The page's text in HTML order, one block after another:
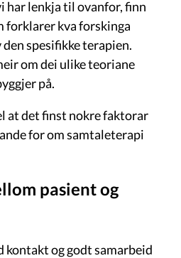
har lenkja til ovanfor, finn
forklarer kva forskinga
spesifikke terapien.
om dei ulike teoriane
på.
at det finst nokre faktorar
for om samtaleterapi
pasient og
kontakt og godt samarbeid